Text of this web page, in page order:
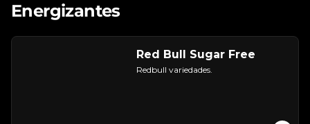
Energizantes
Red Bull Sugar Free
Redbull variedades.